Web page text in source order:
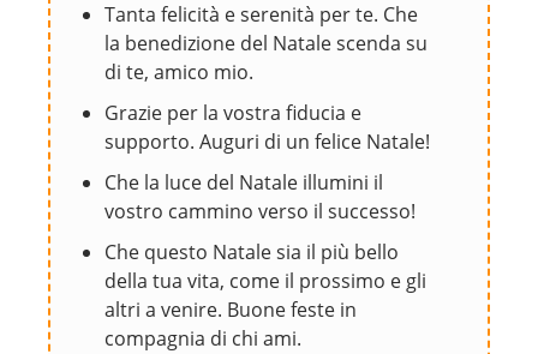
Tanta felicità e serenità per te. Che
la benedizione del Natale scenda su
di te, amico mio.
Grazie per la vostra fiducia e
supporto. Auguri di un felice Natale!
Che la luce del Natale illumini il
vostro cammino verso il successo!
Che questo Natale sia il più bello
della tua vita, come il prossimo e gli
altri a venire. Buone feste in
compagnia di chi ami.